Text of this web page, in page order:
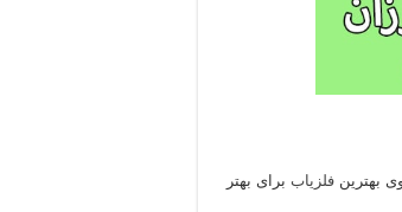
بهترین فلزیاب برای بهتر